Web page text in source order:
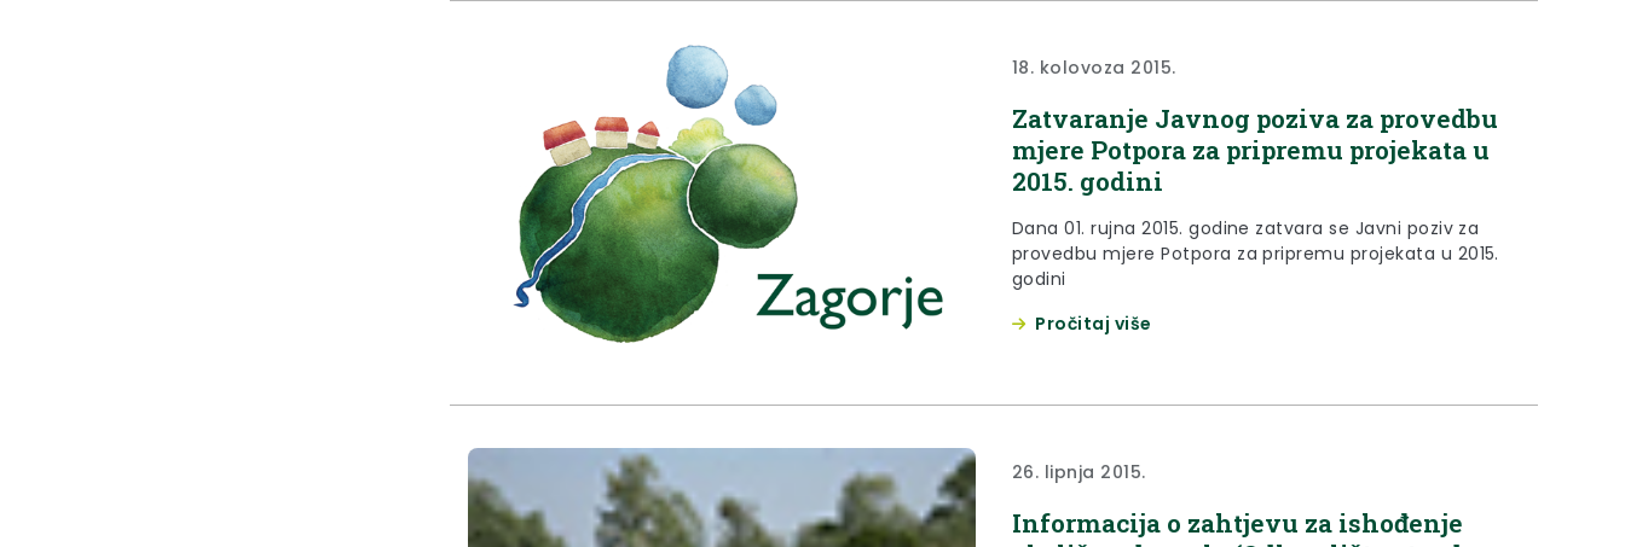
18. kolovoza 2015.
Zatvaranje Javnog poziva za provedbu
mjere Potpora za pripremu projekata u
2015. godini
Dana 01. rujna 2015. godine zatvara se Javni poziv za
provedbu mjere Potpora za pripremu projekata u 2015.
godini
Pročitaj više
26. lipnja 2015.
Informacija o zahtjevu za ishođenje